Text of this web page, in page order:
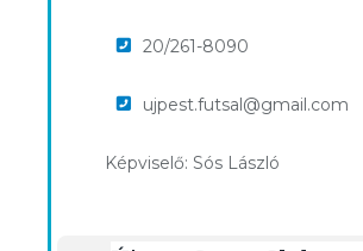
20/261-8090
ujpest.futsal@gmail.com
Képviselő: Sós László